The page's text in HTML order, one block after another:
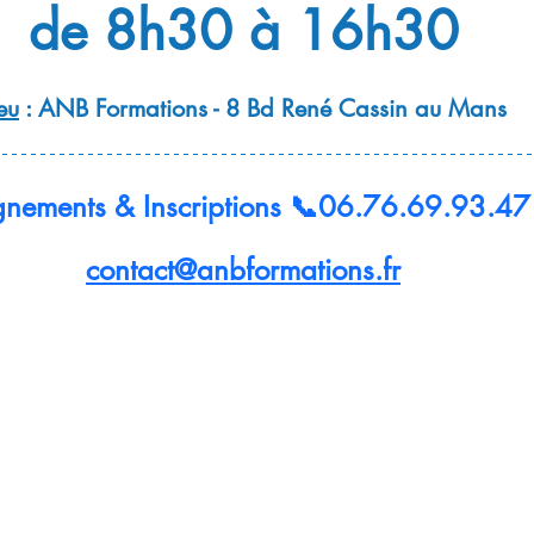
de 8h30 à 16h30
: ANB Formations - 8 Bd René Cassin au Mans
& Inscriptions
contact@anbformations.fr